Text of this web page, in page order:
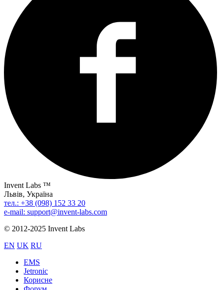
Invent Labs ™
Львів, Україна
тел.: +38 (098) 152 33 20
e-mail: support@invent-labs.com
© 2012-2025 Invent Labs
EN UK RU
EMS
Jetronic
Корисне